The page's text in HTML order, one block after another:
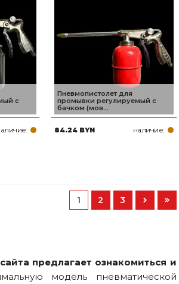
с
Пневмопистолет для
промывки регулируемый с
бачком (мов...
84.24 BYN наличие:
1 2 3
предлагает ознакомиться и
модель пневматической